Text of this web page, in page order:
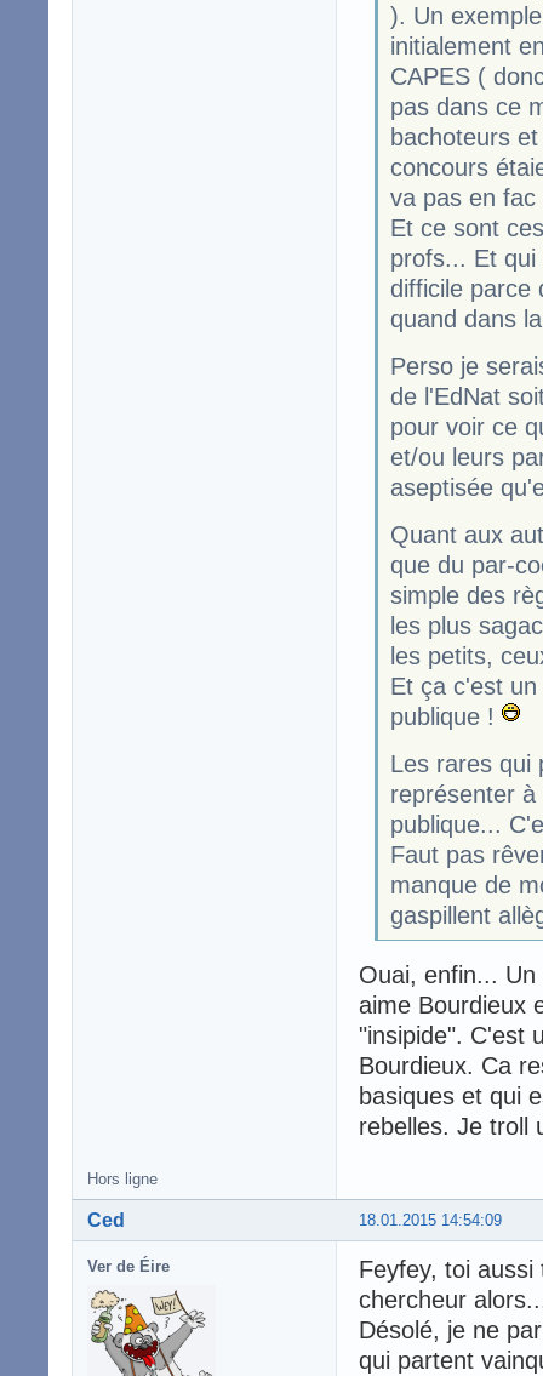
). Un
initialement
CAPES (
pas dans ce
bachoteurs
concours
va pas en
Et ce sont
profs... Et
difficile parce
quand dans
Perso je
de l'EdNat
pour voir ce
et/ou leurs
aseptisée
Quant aux
que du par-
simple des
les plus
les petits,
Et ça c'est
publique !
Les rares qui
représenter
publique...
Faut pas
manque de
gaspillent
Ouai, enfin...
aime Bourdieux
"insipide". C'est
Bourdieux. Ca
basiques et qui
rebelles. Je troll
Hors ligne
18.01.2015 14:54:09
Ced
Ver de Éire
Feyfey, toi
chercheur
Désolé, je ne
qui partent